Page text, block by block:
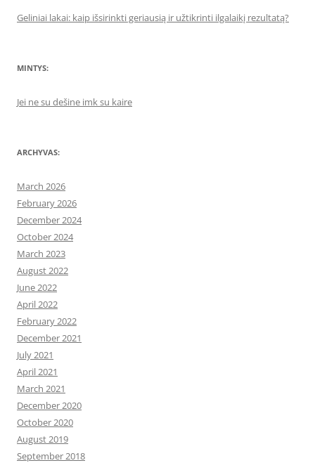
Geliniai lakai: kaip išsirinkti geriausią ir užtikrinti ilgalaikį rezultatą?
MINTYS:
Jei ne su dešine imk su kaire
ARCHYVAS:
March 2026
February 2026
December 2024
October 2024
March 2023
August 2022
June 2022
April 2022
February 2022
December 2021
July 2021
April 2021
March 2021
December 2020
October 2020
August 2019
September 2018